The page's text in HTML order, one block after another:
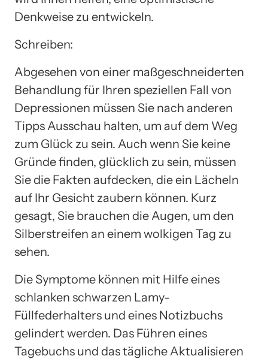
Denkweise zu entwickeln.
Schreiben:
Abgesehen von einer maßgeschneiderten
Behandlung für Ihren speziellen Fall von
Depressionen müssen Sie nach anderen
Tipps Ausschau halten, um auf dem Weg
zum Glück zu sein. Auch wenn Sie keine
Gründe finden, glücklich zu sein, müssen
Sie die Fakten aufdecken, die ein Lächeln
auf Ihr Gesicht zaubern können. Kurz
gesagt, Sie brauchen die Augen, um den
Silberstreifen an einem wolkigen Tag zu
sehen.
Die Symptome können mit Hilfe eines
schlanken schwarzen Lamy-
Füllfederhalters und eines Notizbuchs
gelindert werden. Das Führen eines
Tagebuchs und das tägliche Aktualisieren